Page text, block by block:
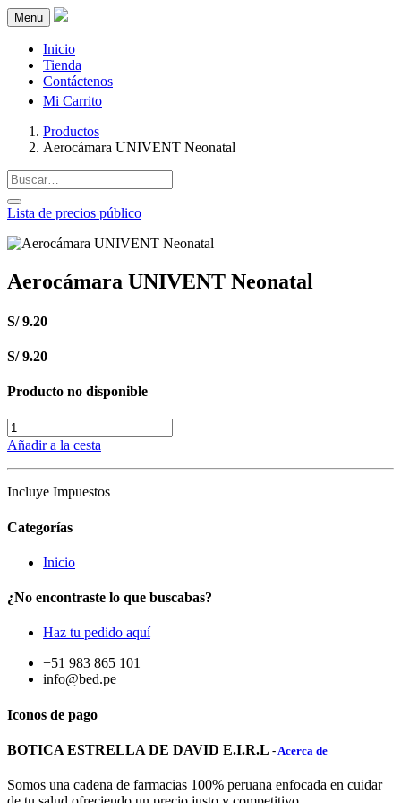
Menu
Inicio
Tienda
Contáctenos
Mi Carrito
Productos
Aerocámara UNIVENT Neonatal
Lista de precios público
Aerocámara UNIVENT Neonatal
S/9.20
S/9.20
Producto no disponible
Añadir a la cesta
Incluye Impuestos
Categorías
Inicio
¿No encontraste lo que buscabas?
Haz tu pedido aquí
+51 983 865 101
info@bed.pe
Iconos de pago
BOTICA ESTRELLA DE DAVID E.I.R.L - Acerca de
Somos una cadena de farmacias 100% peruana enfocada en cuidar